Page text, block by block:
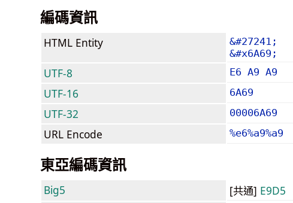
編碼資訊
HTML Entity
&#27241;
&#x6A69;
UTF-8 E6 A9 A9
UTF-16 6A69
UTF-32 00006A69
URL Encode %e6%a9%a9
東亞編碼資訊
Big5 [共通] E9D5